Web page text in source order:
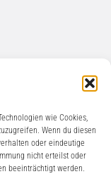
wie Cookies,
Wenn du diesen
oder eindeutige
nicht erteilst oder
beeinträchtigt werden.